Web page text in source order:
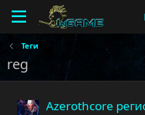
Теги
reg
Azerothcore